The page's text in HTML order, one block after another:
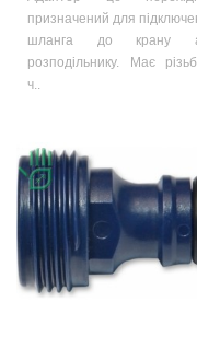
призначений для
шланга до крану
розподільнику. Має
ч..